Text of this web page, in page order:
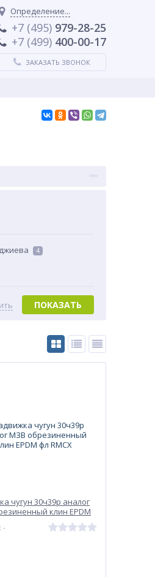
Определение...
+7 (495) 979-28-25
+7 (499) 400-00-17
ЗАКАЗАТЬ ЗВОНОК
4
ПОКАЗАТЬ
чугун 30ч39р аналог
клин EPDM
-